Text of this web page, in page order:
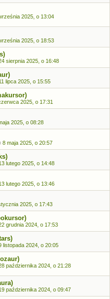
2025, o 13:04
2025, o 18:53
sierpnia 2025, o 16:48
lipca 2025, o 15:55
2025, o 17:31
2025, o 08:28
8 maja 2025, o 20:57
lutego 2025, o 14:48
lutego 2025, o 13:46
2025, o 17:43
grudnia 2024, o 17:53
listopada 2024, o 20:05
października 2024, o 21:28
października 2024, o 09:47